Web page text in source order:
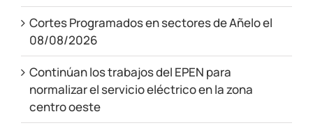
Cortes Programados en sectores de Añelo el
08/08/2026
Continúan los trabajos del EPEN para
normalizar el servicio eléctrico en la zona
centro oeste